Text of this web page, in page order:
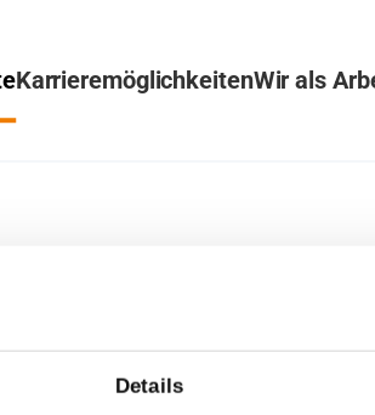
Details
KarrieremöglichkeitenWir als